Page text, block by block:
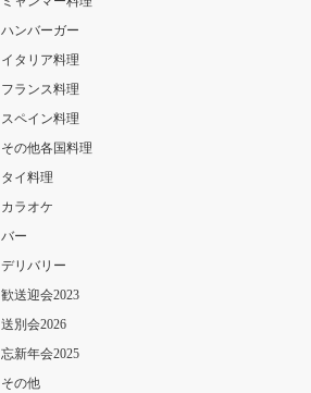
ハンバーガー
イタリア料理
フランス料理
スペイン料理
その他各国料理
タイ料理
カラオケ
バー
デリバリー
歓送迎会2023
送別会2026
忘新年会2025
その他